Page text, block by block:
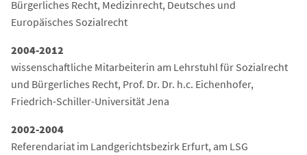
Bürgerliches Recht, Medizinrecht, Deutsches und
Europäisches Sozialrecht
2004-2012
wissenschaftliche Mitarbeiterin am Lehrstuhl für Sozialrecht
und Bürgerliches Recht, Prof. Dr. Dr. h.c. Eichenhofer,
Friedrich-Schiller-Universität Jena
2002-2004
Referendariat im Landgerichtsbezirk Erfurt, am LSG